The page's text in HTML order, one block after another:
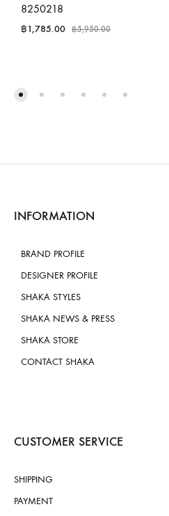
8250218
฿1,785.00 ฿5,950.00
INFORMATION
BRAND PROFILE
DESIGNER PROFILE
SHAKA STYLES
SHAKA NEWS & PRESS
SHAKA STORE
CONTACT SHAKA
CUSTOMER SERVICE
SHIPPING
PAYMENT